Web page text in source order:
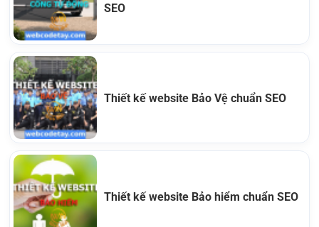
SEO
Thiết kế website Bảo Vệ chuẩn SEO
Thiết kế website Bảo hiểm chuẩn SEO